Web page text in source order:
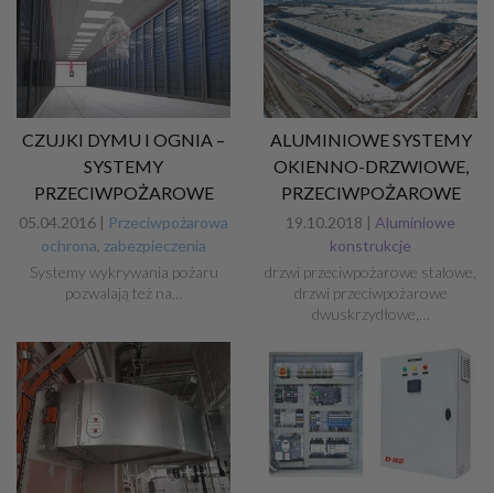
CZUJKI DYMU I OGNIA –
SYSTEMY
PRZECIWPOŻAROWE
05.04.2016 | Przeciwpożarowa
ochrona, zabezpieczenia
Systemy wykrywania pożaru
pozwalają też na…
ALUMINIOWE SYSTEMY
OKIENNO-DRZWIOWE,
PRZECIWPOŻAROWE
19.10.2018 | Aluminiowe
konstrukcje
drzwi przeciwpożarowe stalowe,
drzwi przeciwpożarowe
dwuskrzydłowe,…